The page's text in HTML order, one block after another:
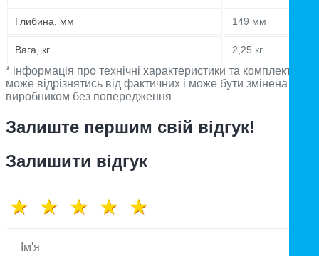
Глибина, мм 149 мм
Вага, кг 2,25 кг
* інформація про технічні характеристики та комплектацію
може відрізнятись від фактичних і може бути змінена
виробником без попередження
Залиште першим свій відгук!
Залишити відгук